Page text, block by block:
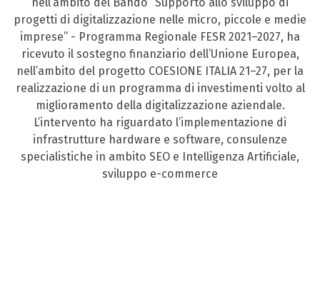
progetti di digitalizzazione nelle micro, piccole e medie
imprese” - Programma Regionale FESR 2021–2027, ha
ricevuto il sostegno finanziario dell’Unione Europea,
nell’ambito del progetto COESIONE ITALIA 21–27, per la
realizzazione di un programma di investimenti volto al
miglioramento della digitalizzazione aziendale.
L’intervento ha riguardato l’implementazione di
infrastrutture hardware e software, consulenze
specialistiche in ambito SEO e Intelligenza Artificiale,
sviluppo e-commerce